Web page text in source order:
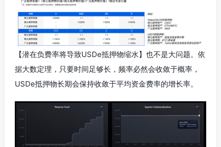
【潜在负费率将导致USDe抵押物缩水】也不是大问题。依
据大数定理，只要时间足够长，频率必然会收敛于概率，
USDe抵押物长期会保持收敛于平均资金费率的增长率。